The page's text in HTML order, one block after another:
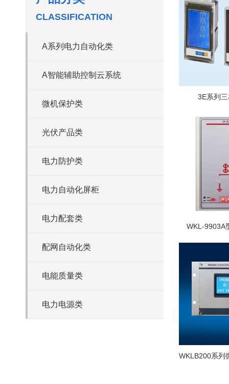
CLASSIFICATION
A系列电力自动化类
A智能辅助控制云系统
微机保护类
光伏产品类
电力防护类
电力自动化屏柜
电力配套类
配网自动化类
电能质量类
电力电源类
3E系列
WKL-9903A
WKLB200系列